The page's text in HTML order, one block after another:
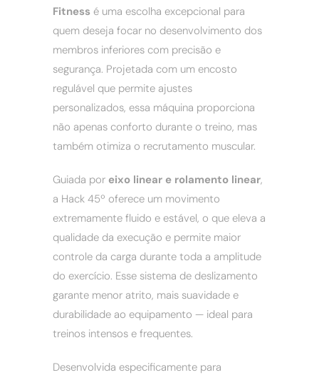
Fitness é uma escolha excepcional para
quem deseja focar no desenvolvimento dos
membros inferiores com precisão e
segurança. Projetada com um encosto
regulável que permite ajustes
personalizados, essa máquina proporciona
não apenas conforto durante o treino, mas
também otimiza o recrutamento muscular.
Guiada por eixo linear e rolamento linear,
a Hack 45º oferece um movimento
extremamente fluido e estável, o que eleva a
qualidade da execução e permite maior
controle da carga durante toda a amplitude
do exercício. Esse sistema de deslizamento
garante menor atrito, mais suavidade e
durabilidade ao equipamento — ideal para
treinos intensos e frequentes.
Desenvolvida especificamente para